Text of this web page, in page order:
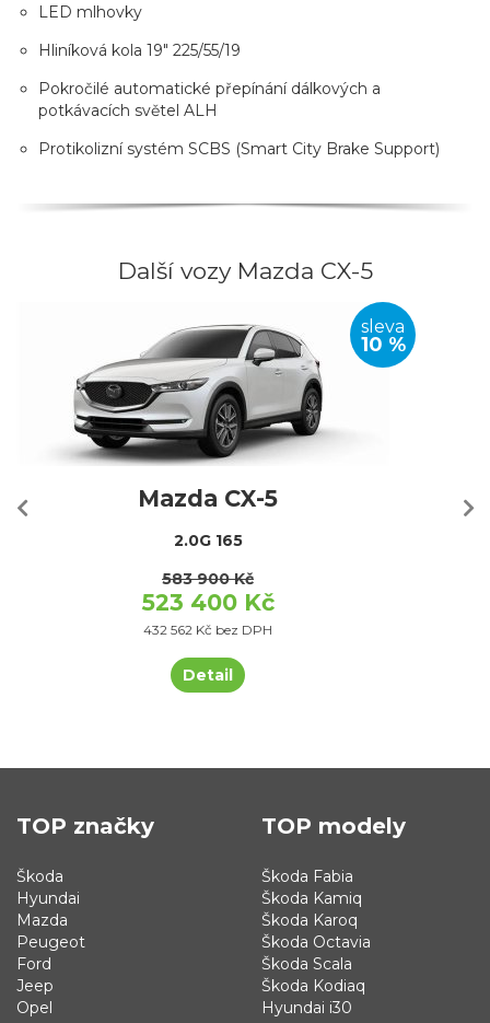
LED mlhovky
Hliníková kola 19" 225/55/19
Pokročilé automatické přepínání dálkových a
potkávacích světel ALH
Protikolizní systém SCBS (Smart City Brake Support)
Další vozy Mazda CX-5
sleva
10 %
Mazda CX-5
2.0G 165
583 900 Kč
523 400 Kč
432 562 Kč bez DPH
Detail
TOP značky
Škoda
Hyundai
Mazda
Peugeot
Ford
Jeep
Opel
TOP modely
Škoda Fabia
Škoda Kamiq
Škoda Karoq
Škoda Octavia
Škoda Scala
Škoda Kodiaq
Hyundai i30